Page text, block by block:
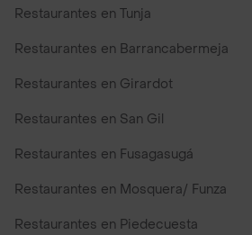
Restaurantes en Tunja
Restaurantes en Barrancabermeja
Restaurantes en Girardot
Restaurantes en San Gil
Restaurantes en Fusagasugá
Restaurantes en Mosquera/ Funza
Restaurantes en Piedecuesta